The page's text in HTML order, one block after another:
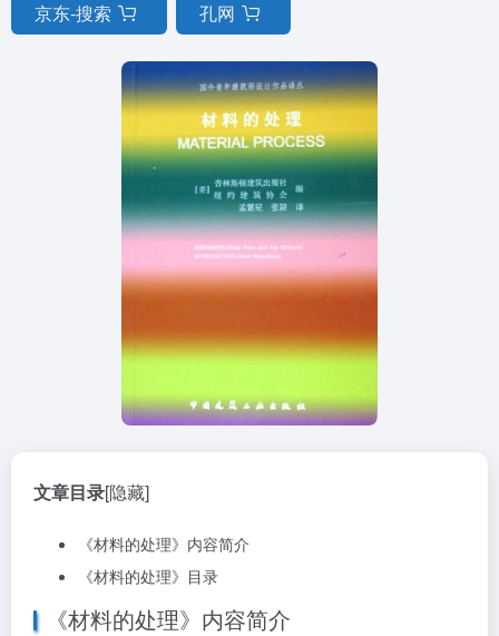
京东-搜索 孔网
文章目录[隐藏]
《材料的处理》内容简介
《材料的处理》目录
《材料的处理》内容简介